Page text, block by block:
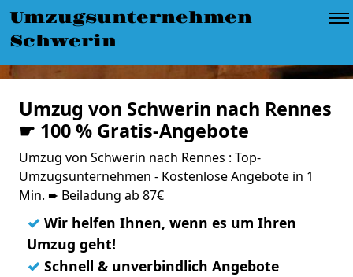
Umzugsunternehmen
Schwerin
Umzug von Schwerin nach Rennes
☛ 100 % Gratis-Angebote
Umzug von Schwerin nach Rennes : Top-
Umzugsunternehmen - Kostenlose Angebote in 1
Min. ➨ Beiladung ab 87€
✓ Wir helfen Ihnen, wenn es um Ihren
Umzug geht!
✓ Schnell & unverbindlich Angebote